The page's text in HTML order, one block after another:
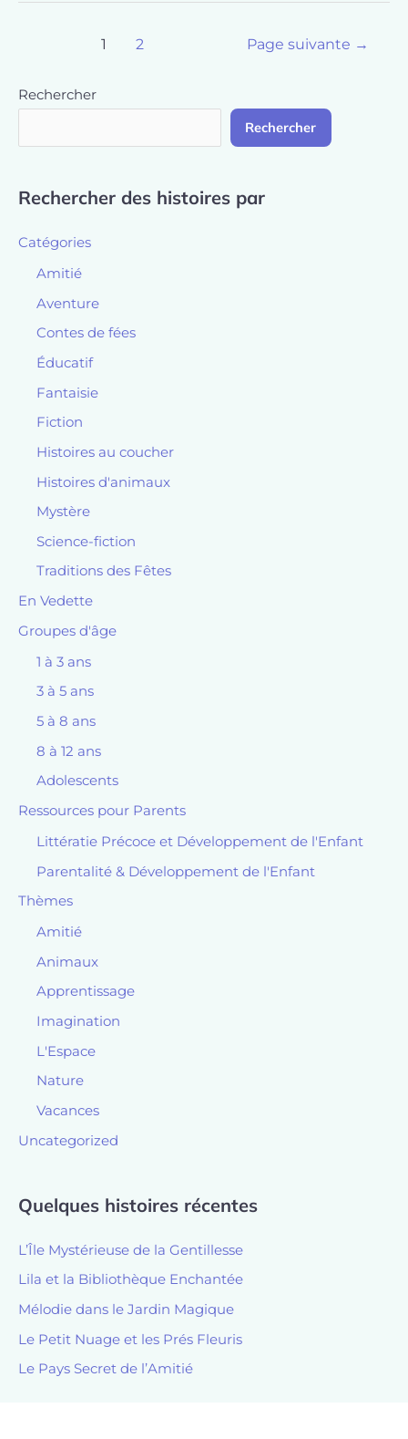
1 2 Page suivante →
Rechercher
Rechercher
Rechercher des histoires par
Catégories
Amitié
Aventure
Contes de fées
Éducatif
Fantaisie
Fiction
Histoires au coucher
Histoires d'animaux
Mystère
Science-fiction
Traditions des Fêtes
En Vedette
Groupes d'âge
1 à 3 ans
3 à 5 ans
5 à 8 ans
8 à 12 ans
Adolescents
Ressources pour Parents
Littératie Précoce et Développement de l'Enfant
Parentalité & Développement de l'Enfant
Thèmes
Amitié
Animaux
Apprentissage
Imagination
L'Espace
Nature
Vacances
Uncategorized
Quelques histoires récentes
L’Île Mystérieuse de la Gentillesse
Lila et la Bibliothèque Enchantée
Mélodie dans le Jardin Magique
Le Petit Nuage et les Prés Fleuris
Le Pays Secret de l’Amitié